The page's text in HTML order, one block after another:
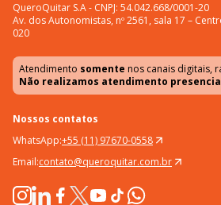
QueroQuitar S.A - CNPJ: 54.042.668/0001-20
Av. dos Autonomistas, nº 2561, sala 17 –
020
Atendimento somente nos canais digitais,
Não realizamos atendimento
Nossos contatos
WhatsApp:+55 (11) 97670-0558
Email:contato@queroquitar.com.br